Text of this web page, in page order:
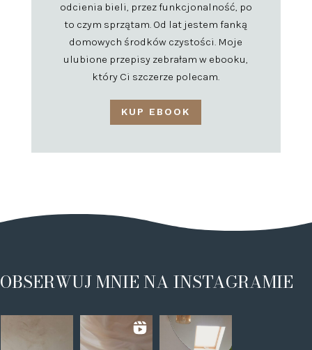
odcienia bieli, przez funkcjonalność, po
to czym sprzątam. Od lat jestem fanką
domowych środków czystości. Moje
ulubione przepisy zebrałam w ebooku,
który Ci szczerze polecam.
KUP EBOOK
OBSERWUJ MNIE NA INSTAGRAMIE